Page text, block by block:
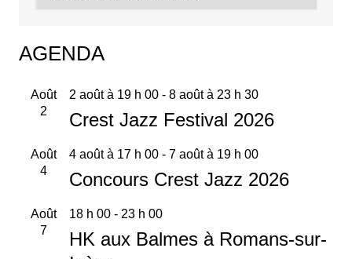
AGENDA
Août
2
2 août à 19 h 00- 8 août à 23 h 30
Crest Jazz Festival 2026
Août
4
4 août à 17 h 00- 7 août à 19 h 00
Concours Crest Jazz 2026
Août
7
18 h 00- 23 h 00
HK aux Balmes à Romans-sur-